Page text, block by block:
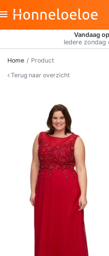
Vandaag
Iedere zondag
Home
Product
Terug naar overzicht